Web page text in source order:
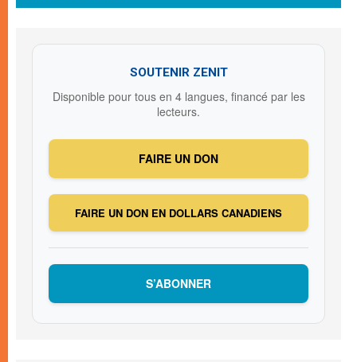
SOUTENIR ZENIT
Disponible pour tous en 4 langues, financé par les
lecteurs.
FAIRE UN DON
FAIRE UN DON EN DOLLARS CANADIENS
S’ABONNER